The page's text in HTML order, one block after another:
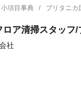
項目事典 ブリタニ
ア清掃スタッフ
社